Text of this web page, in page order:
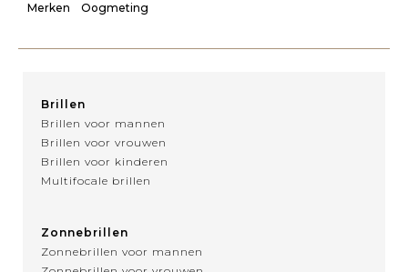
Merken Oogmeting
Brillen
Brillen voor mannen
Brillen voor vrouwen
Brillen voor kinderen
Multifocale brillen
Zonnebrillen
Zonnebrillen voor mannen